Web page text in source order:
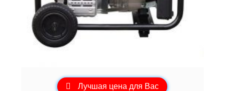
Лучшая цена для Вас